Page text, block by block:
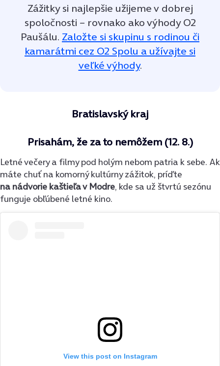
Zážitky si najlepšie užijeme v dobrej
spoločnosti – rovnako ako výhody O2
Paušálu. Založte si skupinu s rodinou či
kamarátmi cez O2 Spolu a užívajte si
veľké výhody.
Bratislavský kraj
Prisahám, že za to nemôžem (12. 8.)
Letné večery a filmy pod holým nebom patria k sebe. Ak
máte chuť na komorný kultúrny zážitok, príďte
na nádvorie kaštieľa v Modre, kde sa už štvrtú sezónu
funguje obľúbené letné kino.
View this post on Instagram